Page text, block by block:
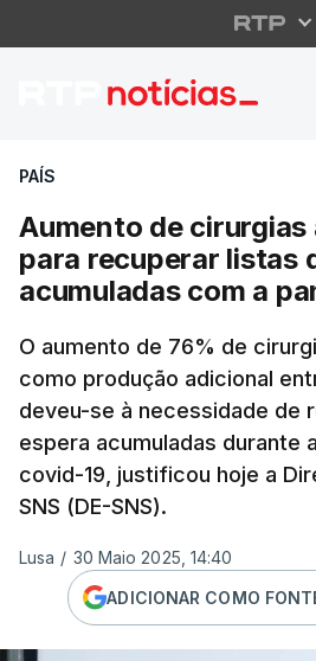
Aumento de
PAÍS
Aumento de
para recuperar listas
acumuladas com a
O aumento de 76% de
como produção adicional
deveu-se à necessidade de
espera acumuladas durante
covid-19, justificou hoje a
SNS (DE-SNS).
Lusa / 30 Maio 2025, 14:40
ADICIONAR COMO